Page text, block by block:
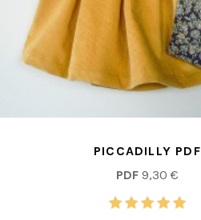
PICCADILLY PDF
PDF9,30 €